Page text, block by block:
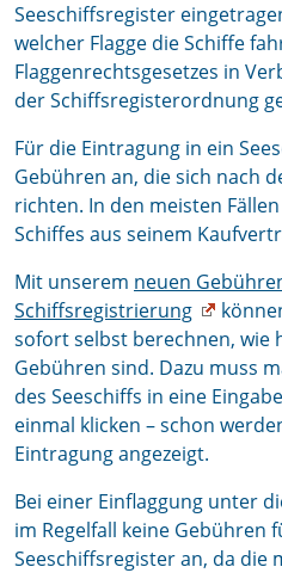
Seeschiffsregister
welcher Flagge die Schiffe
Flaggenrechtsgesetzes in
der Schiffsregisterordnung
Für die Eintragung in ein
Gebühren an, die sich nach
richten. In den meisten
Schiffes aus seinem
Mit unserem neuen
Schiffsregistrierung
sofort selbst berechnen, wie
Gebühren sind. Dazu muss
des Seeschiffs in eine
einmal klicken – schon
Eintragung angezeigt.
Bei einer Einflaggung unter
im Regelfall keine Gebühren
Seeschiffsregister an, da die